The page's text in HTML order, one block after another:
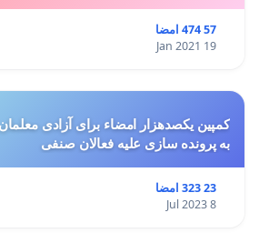
57 474 امضا
19 Jan 2021
کمپین یکصدهزار امضاء برای آزادی معلمان
به پرونده سازی علیه فعالان صنفی
23 323 امضا
8 Jul 2023